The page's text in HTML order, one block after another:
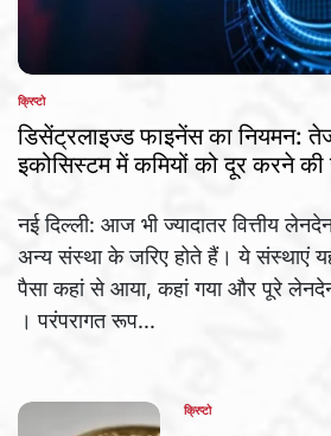
POSTED
IN
क्रिप्टो
डिसेंट्रलाइज्ड फाइनेंस का नियमन:
इकोसिस्टम में कमियों को दूर करने
नई दिल्ली: आज भी ज्यादातर वित्तीय
अन्य संस्था के जरिए होते हैं। ये संस्थाएं
पैसा कहां से आया, कहां गया और पूरे लेनदेन
। परंपरागत रूप...
POSTED
क्रिप्टो